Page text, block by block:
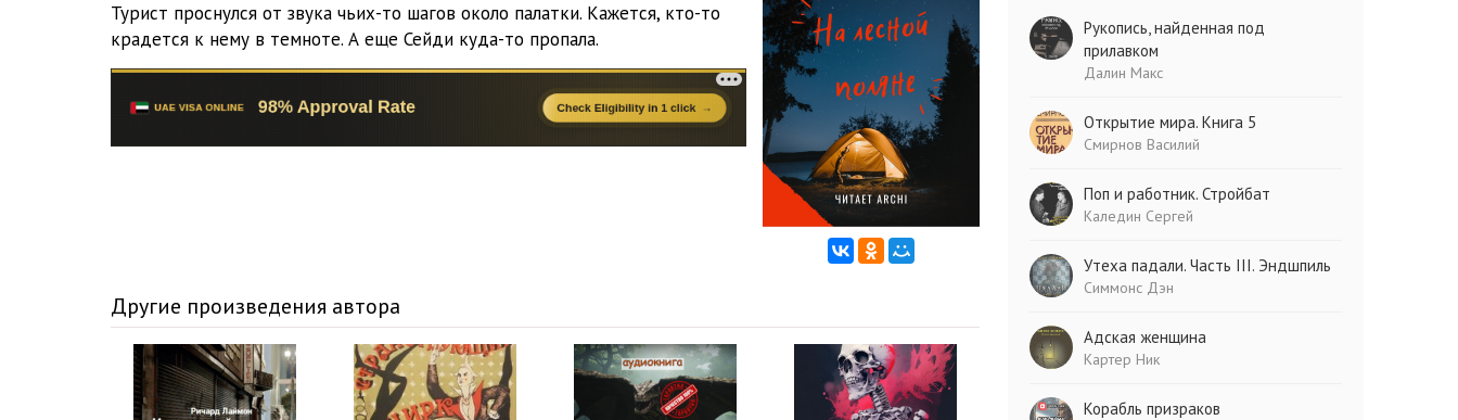
Турист проснулся от звука чьих-то шагов около палатки. Кажется, кто-то
крадется к нему в темноте. А еще Сейди куда-то пропала.
Другие произведения автора
Рукопись, найденная под
прилавком
Далин Макс
Открытие мира. Книга 5
Смирнов Василий
Поп и работник. Стройбат
Каледин Сергей
Утеха падали. Часть III. Эндшпиль
Симмонс Дэн
Адская женщина
Картер Ник
Корабль призраков